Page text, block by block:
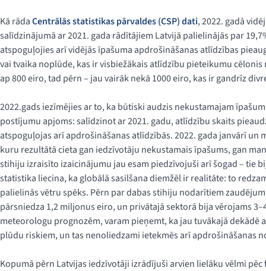
Kā rādaCentrālās statistikas pārvaldes (CSP) dati, 2022. gadā
salīdzinājumā ar 2021. gada rādītājiem Latvijā palielinājās par
atspoguļojies arī vidējās īpašuma apdrošināšanas atlīdzības
vai tvaika noplūde, kas ir visbiežākais atlīdzību pieteikumu
ap 800 eiro, tad pērn – jau vairāk nekā 1000 eiro, kas ir gandrīz
2022.gads iezīmējies ar to, ka būtiski audzis nekustamajam
postījumu apjoms: salīdzinot ar 2021. gadu, atlīdzību skaits
atspoguļojas arī apdrošināšanas atlīdzībās. 2022. gada janvārī un
kuru rezultātā cieta gan iedzīvotāju nekustamais īpašums, gan
stihiju izraisīto izaicinājumu jau esam piedzīvojuši arī šogad – tie
statistika liecina, ka globālā sasilšana diemžēl ir realitāte: to
palielinās vētru spēks. Pērn par dabas stihiju nodarītiem
pārsniedza 1,2 miljonus eiro, un privātajā sektorā bija vērojams
meteorologu prognozēm, varam pieņemt, ka jau tuvākajā dekādē
plūdu riskiem, un tas nenoliedzami ietekmēs arī apdrošināšanas
Kopumā pērn Latvijas iedzīvotāji izrādījuši arvien lielāku vēlmi